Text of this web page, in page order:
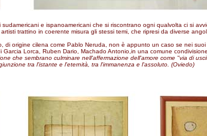
e ispanoamericani che si riscontrano ogni qualvolta ci si
trattino in coerente misura gli stessi temi, che ripresi da diverse
di origine cilena come Pablo Neruda, non è appunto un caso se nei suoi
Lorca, Ruben Dario, Machado Antonio,in una comune condivisione
che sembrano culminare nell'affermazione dell'amore come "via di
tra l'istante e l'eternità, tra l'immanenza e l'assoluto. (Oviedo)